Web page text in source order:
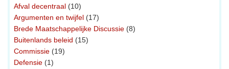
Afval decentraal (10)
Argumenten en twijfel (17)
Brede Maatschappelijke Discussie (8)
Buitenlands beleid (15)
Commissie (19)
Defensie (1)